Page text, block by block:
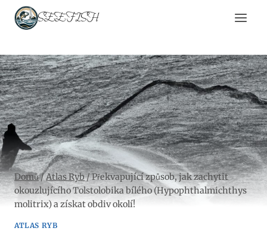
Přeskočit
SEEFISH
Domů/Atlas Ryb/Překvapující způsob, jak zachytit
okouzlujícího Tolstolobika bílého (Hypophthalmichthys
molitrix) a získat obdiv okolí!
ATLAS RYB